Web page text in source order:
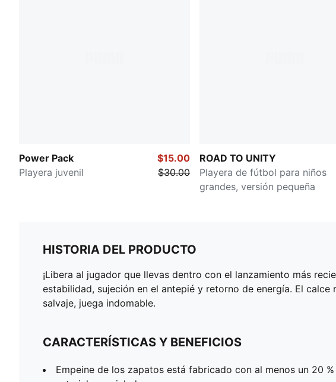
Power Pack
Playera juvenil
$15.00
$30.00
ROAD TO UNITY
Playera de fútbol para niños
grandes, versión pequeña
HISTORIA DEL PRODUCTO
¡Libera al jugador que llevas dentro con el lanzamiento más
estabilidad, sujeción en el antepié y retorno de energía. El
salvaje, juega indomable.
CARACTERÍSTICAS Y BENEFICIOS
Empeine de los zapatos está fabricado con al menos un 20